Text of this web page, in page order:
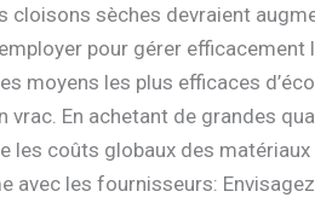
cloisons sèches devraient
pour gérer
moyens les plus efficaces
vrac. En achetant de grandes
les coûts globaux des
avec les fournisseurs: